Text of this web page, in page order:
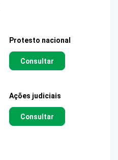
Protesto nacional
Consultar
Ações judiciais
Consultar